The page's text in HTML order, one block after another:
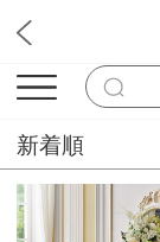
新着順